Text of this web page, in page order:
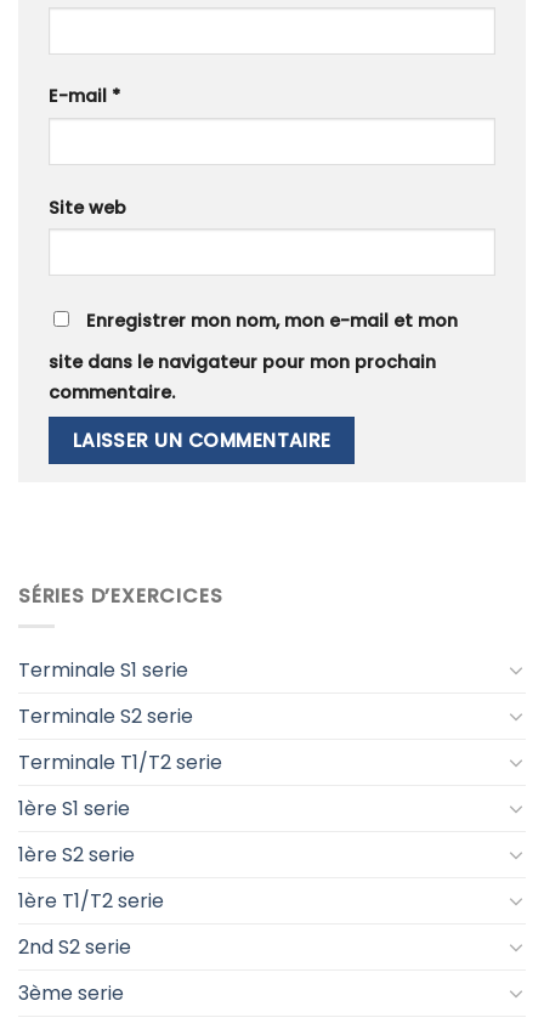
SÉRIES D’EXERCICES
Terminale S1 serie
Terminale S2 serie
Terminale T1/T2 serie
1ère S1 serie
1ère S2 serie
1ère T1/T2 serie
2nd S2 serie
3ème serie
E-mail *
Site web
Enregistrer mon nom, mon e-mail et mon
site dans le navigateur pour mon prochain
commentaire.